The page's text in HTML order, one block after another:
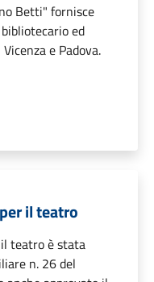
Betti" fornisce
ed
e Padova.
il teatro
teatro è stata
n. 26 del